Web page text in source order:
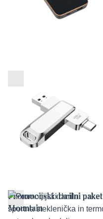
Promocijski darilni paket
Mountain